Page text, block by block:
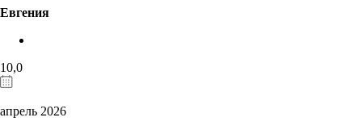
Евгения
10,0
апрель 2026